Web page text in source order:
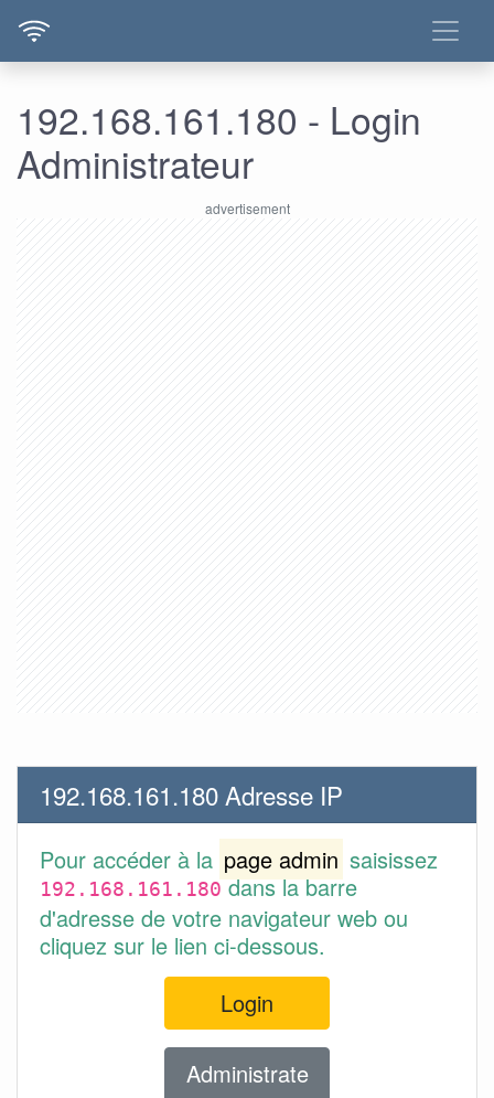
192.168.161.180 - Login
Administrateur
192.168.161.180 Adresse IP
Pour accéder à la page admin saisissez
192.168.161.180dans la barre
d'adresse de votre navigateur web ou
cliquez sur le lien ci-dessous.
Login
Administrate